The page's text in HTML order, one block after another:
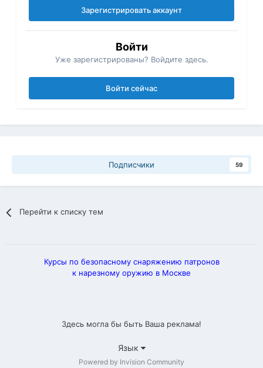
Зарегистрировать аккаунт
Войти
Уже зарегистрированы? Войдите здесь.
Войти сейчас
Подписчики 59
Перейти к списку тем
Курсы по безопасному снаряжению патронов
к нарезному оружию в Москве
Здесь могла бы быть Ваша реклама!
Язык
Powered by Invision Community